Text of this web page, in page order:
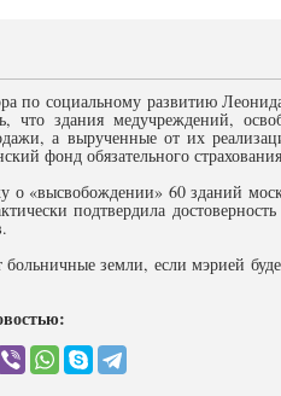
по социальному развитию
что здания медучреждений,
а вырученные от их
фонд обязательного
о «высвобождении» 60 зданий
подтвердила
земли, если мэрией